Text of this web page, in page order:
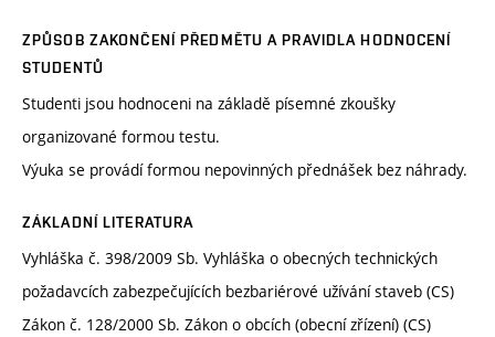
ZPŮSOB ZAKONČENÍ PŘEDMĚTU A PRAVIDLA HODNOCENÍ
STUDENTŮ
Studenti jsou hodnoceni na základě písemné zkoušky
organizované formou testu.
Výuka se provádí formou nepovinných přednášek bez náhrady.
ZÁKLADNÍ LITERATURA
Vyhláška č. 398/2009 Sb. Vyhláška o obecných technických
požadavcích zabezpečujících bezbariérové užívání staveb (CS)
Zákon č. 128/2000 Sb. Zákon o obcích (obecní zřízení) (CS)